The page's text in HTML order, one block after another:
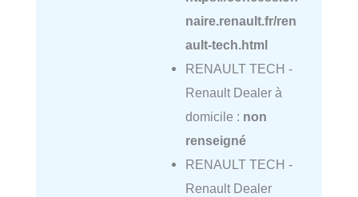
naire.renault.fr/ren
ault-tech.html
RENAULT TECH -
Renault Dealer à
domicile : non
renseigné
RENAULT TECH -
Renault Dealer